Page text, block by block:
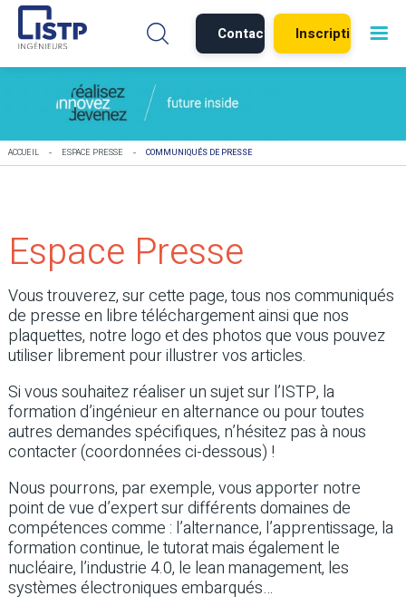
Contact Inscription
ACCUEIL - ESPACE PRESSE - COMMUNIQUÉS DE PRESSE
Espace Presse
Vous trouverez, sur cette page, tous nos communiqués
de presse en libre téléchargement ainsi que nos
plaquettes, notre logo et des photos que vous pouvez
utiliser librement pour illustrer vos articles.
Si vous souhaitez réaliser un sujet sur l’ISTP, la
formation d’ingénieur en alternance ou pour toutes
autres demandes spécifiques, n’hésitez pas à nous
contacter (coordonnées ci-dessous) !
Nous pourrons, par exemple, vous apporter notre
point de vue d’expert sur différents domaines de
compétences comme : l’alternance, l’apprentissage, la
formation continue, le tutorat mais également le
nucléaire, l’industrie 4.0, le lean management, les
systèmes électroniques embarqués…